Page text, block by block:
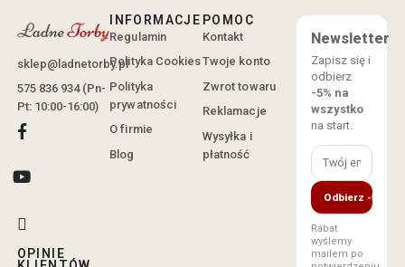
sklep@ladnetorby.pl
575 836 934 (Pn-
Pt: 10:00-16:00)
OPINIE
INFORMACJE
Regulamin
Polityka Cookies
Polityka
prywatności
O firmie
Blog
POMOC
Kontakt
Twoje konto
Zwrot towaru
Reklamacje
Wysyłka i
płatność
Newsletter
Zapisz się i
odbierz
-5% na
wszystko
na start.
Odbierz -5%
Rabat
wyślemy
mailem po